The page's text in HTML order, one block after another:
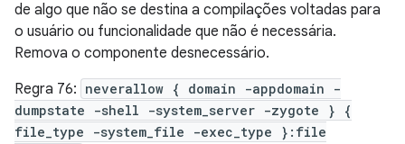
de algo que não se destina a compilações voltadas para
o usuário ou funcionalidade que não é necessária.
Remova o componente desnecessário.
Regra 76: neverallow { domain -appdomain -
dumpstate -shell -system_server -zygote } {
file_type -system_file -exec_type }:file